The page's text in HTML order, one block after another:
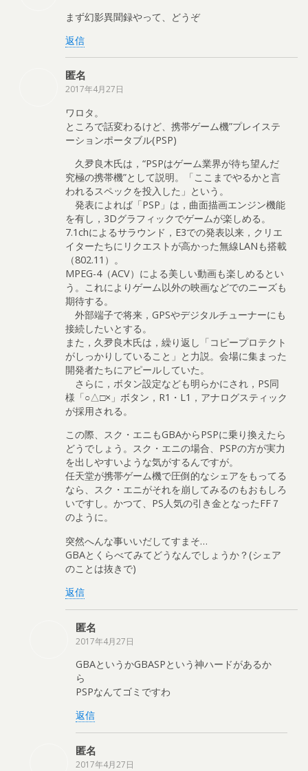
まず幻影異聞録やって、どうぞ
返信
匿名
2017年4月27日
ワロタ。
ところで話変わるけど、携帯ゲーム機”プレイステ
ーションポータブル(PSP)
久夛良木氏は，“PSPはゲーム業界が待ち望んだ
究極の携帯機”として説明。「ここまでやるかと言
われるスペックを投入した」という。
発表によれば「PSP」は，曲面描画エンジン機能
を有し，3Dグラフィックでゲームが楽しめる。
7.1chによるサラウンド，E3での発表以来，クリエ
イターたちにリクエストが高かった無線LANも搭載
（802.11）。
MPEG-4（ACV）による美しい動画も楽しめるとい
う。これによりゲーム以外の映画などでのニーズも
期待する。
外部端子で将来，GPSやデジタルチューナーにも
接続したいとする。
また，久夛良木氏は，繰り返し「コピープロテクト
がしっかりしていること」と力説。会場に集まった
開発者たちにアピールしていた。
さらに，ボタン設定なども明らかにされ，PS同
様「○△□×」ボタン，R1・L1，アナログスティック
が採用される。
この際、スク・エニもGBAからPSPに乗り換えたら
どうでしょう。スク・エニの場合、PSPの方が実力
を出しやすいような気がするんですが。
任天堂が携帯ゲーム機で圧倒的なシェアをもってる
なら、スク・エニがそれを崩してみるのもおもしろ
いですし。かつて、PS人気の引き金となったFF７
のように。
突然へんな事いいだしてすまそ…
GBAとくらべてみてどうなんでしょうか？(シェア
のことは抜きで)
返信
匿名
2017年4月27日
GBAというかGBASPという神ハードがあるか
ら
PSPなんてゴミですわ
返信
匿名
2017年4月27日